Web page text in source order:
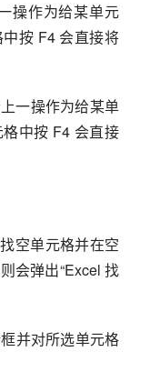
操作为给某单元
按 F4 会直接将
一操作为给某单
中按 F4 会直接
空单元格并在空
会弹出“Excel 找
并对所选单元格